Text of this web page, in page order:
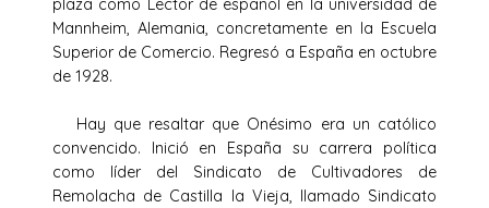
Mannheim, Alemania, concretamente en la Escuela
Superior de Comercio. Regresó a España en octubre
de 1928.
Hay que resaltar que Onésimo era un católico
convencido. Inició en España su carrera política
como líder del Sindicato de Cultivadores de
Remolacha de Castilla la Vieja, llamado Sindicato